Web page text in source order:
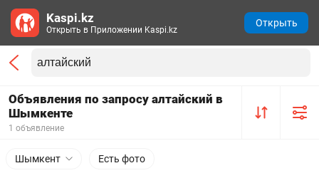
Объявления по запросу алтайский в
Шымкенте
1 объявление
Шымкент Есть фото
Kaspi.kz
Открыть в Приложении Kaspi.kz
Открыть